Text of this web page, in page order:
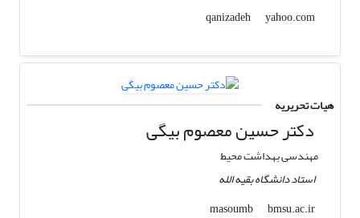
qanizadeh
yahoo.com
هیات تحریریه
دکتر حسین معصوم بیگی
مهندسی بهداشت محیط
استاد دانشگاه بقیه الله
masoumb
bmsu.ac.ir